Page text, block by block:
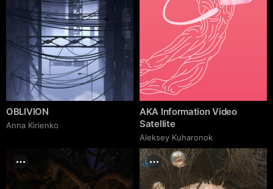
OBLIVION
Anna Kirienko
AKA Information Video
Satellite
Aleksey Kuharonok